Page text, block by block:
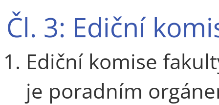
Čl. 3: Ediční
Ediční komise
je poradním